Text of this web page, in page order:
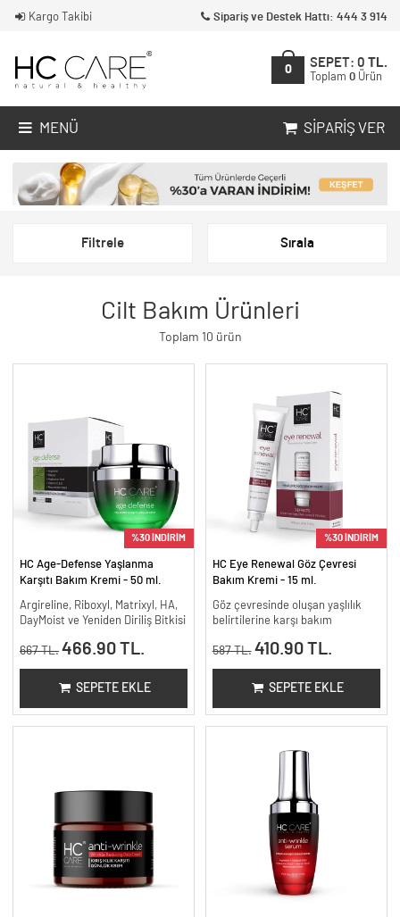
Kargo Takibi Sipariş ve Destek Hattı: 444 3 914
0
SEPET: 0 TL.
Toplam 0 Ürün
MENÜ SIPARIŞ VER
Filtrele Sırala
Cilt Bakım Ürünleri
Toplam 10 ürün
%30 İNDİRİM
HC Age-Defense Yaşlanma
Karşıtı Bakım Kremi - 50 ml.
Argireline, Riboxyl, Matrixyl, HA,
DayMoist ve Yeniden Diriliş Bitkisi
667 TL. 466.90 TL.
SEPETE EKLE
%30 İNDİRİM
HC Eye Renewal Göz Çevresi
Bakım Kremi - 15 ml.
Göz çevresinde oluşan yaşlılık
belirtilerine karşı bakım
587 TL. 410.90 TL.
SEPETE EKLE